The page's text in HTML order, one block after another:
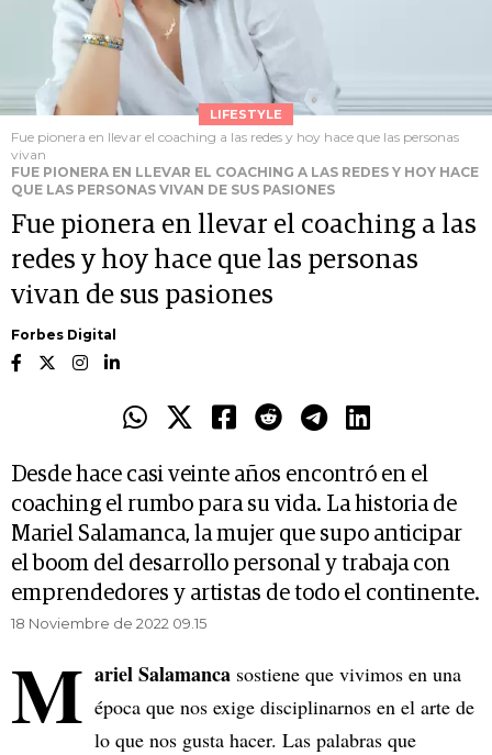
LIFESTYLE
Fue pionera en llevar el coaching a las redes y hoy hace que las personas
vivan
FUE PIONERA EN LLEVAR EL COACHING A LAS REDES Y HOY HACE
QUE LAS PERSONAS VIVAN DE SUS PASIONES
Fue pionera en llevar el coaching a las
redes y hoy hace que las personas
vivan de sus pasiones
Forbes Digital
Desde hace casi veinte años encontró en el
coaching el rumbo para su vida. La historia de
Mariel Salamanca, la mujer que supo anticipar
el boom del desarrollo personal y trabaja con
emprendedores y artistas de todo el continente.
18 Noviembre de 2022 09.15
M ariel Salamanca sostiene que vivimos en una
época que nos exige disciplinarnos en el arte de
lo que nos gusta hacer. Las palabras que